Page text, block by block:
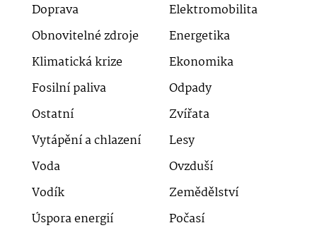
Doprava
Elektromobilita
Obnovitelné zdroje
Energetika
Klimatická krize
Ekonomika
Fosilní paliva
Odpady
Ostatní
Zvířata
Vytápění a chlazení
Lesy
Voda
Ovzduší
Vodík
Zemědělství
Úspora energií
Počasí